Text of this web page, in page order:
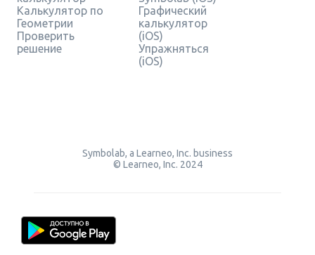
Калькулятор по
Геометрии
Проверить
решение
Графический
калькулятор
(iOS)
Упражняться
(iOS)
Symbolab, a Learneo, Inc. business
© Learneo, Inc. 2024